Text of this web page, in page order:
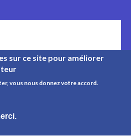
UPR Info | Organisation n° CHE-
sur ce site pour améliorer
vous nous donnez votre accord.